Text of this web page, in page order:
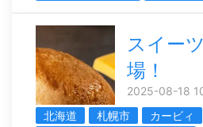
スイー
場！
2025-08-18
北海道
札幌市 カービィ